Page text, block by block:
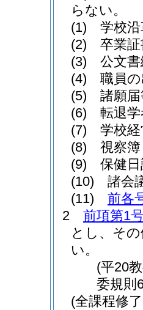
らない。
(1)
学校
(2)
卒業
(3)
公文
(4)
職員
(5)
諸願
(6)
転退
(7)
学校
(8)
視察簿
(9)
保健
(10)
諸会
(11)
前各
2
前項第1
とし、そ
い。
(平20
委規則
(全課程修